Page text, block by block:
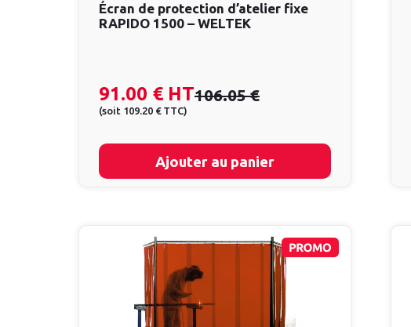
Écran de protection d’atelier fixe
RAPIDO 1500 – WELTEK
91.00 € HT106.05 €
(soit 109.20 € TTC)
Ajouter au panier